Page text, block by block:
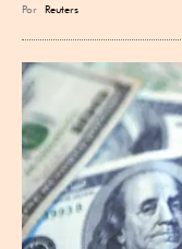
Por Reuters